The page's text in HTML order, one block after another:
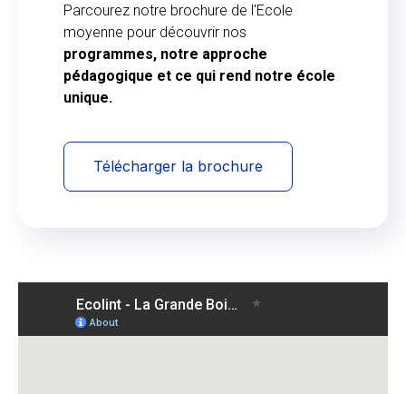
Parcourez notre brochure de l'Ecole
moyenne pour découvrir nos
programmes, notre approche
pédagogique et ce qui rend notre école
unique.
Télécharger la brochure